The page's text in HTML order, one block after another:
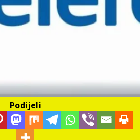
Podijeli